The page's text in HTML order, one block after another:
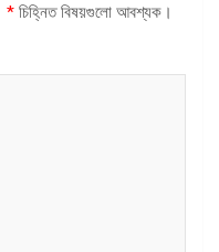
* চিহ্নিত বিষয়গুলো আবশ্যক।